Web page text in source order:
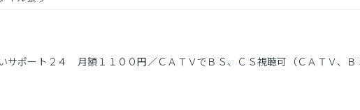
ポート２４　月額１１００円／ＣＡＴＶでＢＳ、ＣＳ視聴可（ＣＡＴＶ、Ｂ